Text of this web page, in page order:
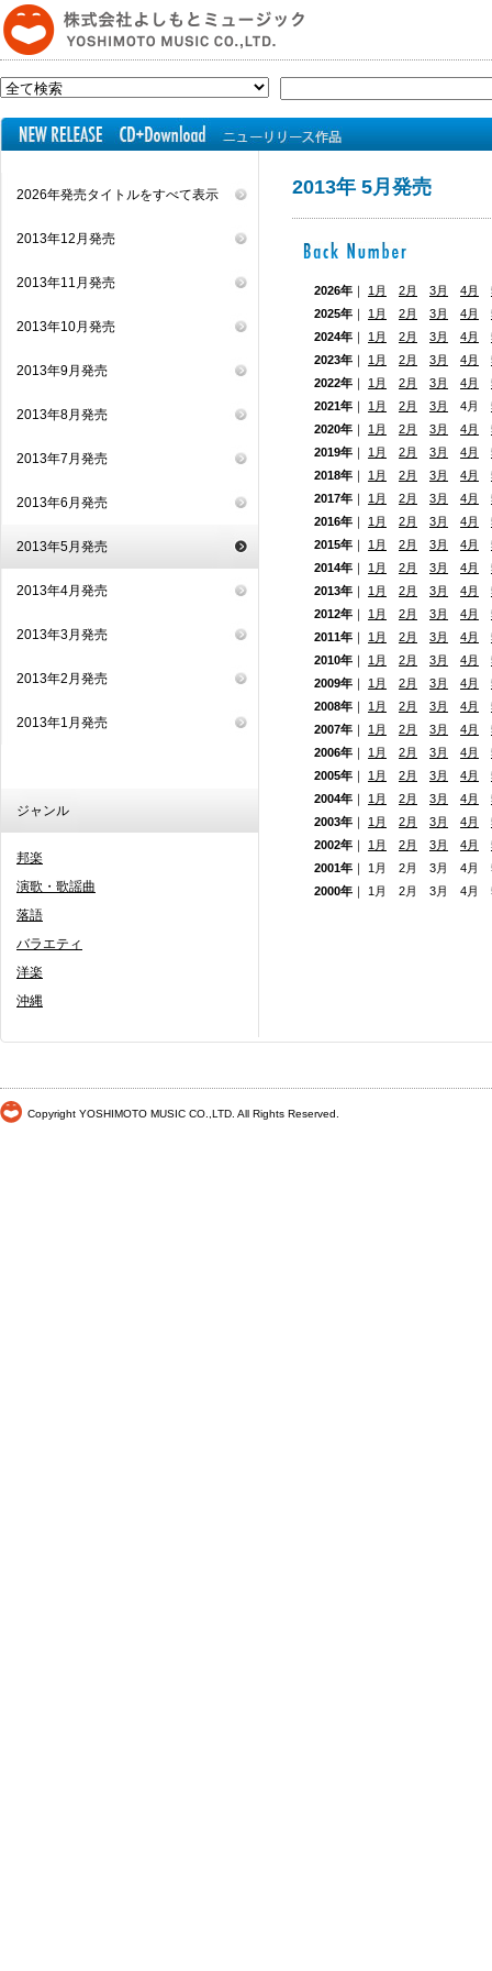
2026年発売タイトルをすべて表示
2013年12月発売
2013年11月発売
2013年10月発売
2013年9月発売
2013年8月発売
2013年7月発売
2013年6月発売
2013年5月発売
2013年4月発売
2013年3月発売
2013年2月発売
2013年1月発売
ジャンル
邦楽
演歌・歌謡曲
落語
バラエティ
洋楽
沖縄
2013年 5月発売
2026年 ｜ 1月 2月 3月 4月
2025年 ｜ 1月 2月 3月 4月
2024年 ｜ 1月 2月 3月 4月
2023年 ｜ 1月 2月 3月 4月
2022年 ｜ 1月 2月 3月 4月
2021年 ｜ 1月 2月 3月 4月
2020年 ｜ 1月 2月 3月 4月
2019年 ｜ 1月 2月 3月 4月
2018年 ｜ 1月 2月 3月 4月
2017年 ｜ 1月 2月 3月 4月
2016年 ｜ 1月 2月 3月 4月
2015年 ｜ 1月 2月 3月 4月
2014年 ｜ 1月 2月 3月 4月
2013年 ｜ 1月 2月 3月 4月
2012年 ｜ 1月 2月 3月 4月
2011年 ｜ 1月 2月 3月 4月
2010年 ｜ 1月 2月 3月 4月
2009年 ｜ 1月 2月 3月 4月
2008年 ｜ 1月 2月 3月 4月
2007年 ｜ 1月 2月 3月 4月
2006年 ｜ 1月 2月 3月 4月
2005年 ｜ 1月 2月 3月 4月
2004年 ｜ 1月 2月 3月 4月
2003年 ｜ 1月 2月 3月 4月
2002年 ｜ 1月 2月 3月 4月
2001年 ｜ 1月 2月 3月 4
2000年 ｜ 1月 2月 3月 4
Copyright YOSHIMOTO MUSIC CO.,LTD. All Rights Reserved.